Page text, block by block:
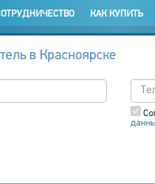
КАК КУПИТЬ
в Красноярске